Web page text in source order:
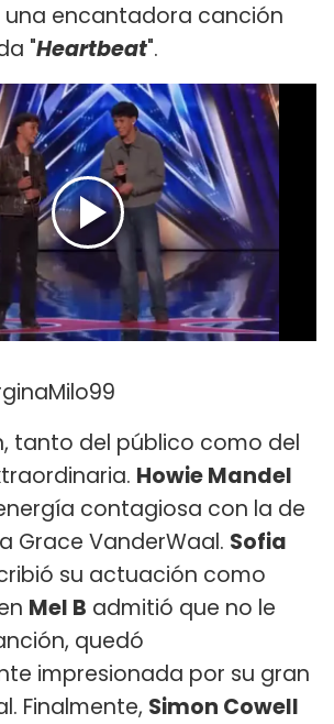
encantadora canción
"Heartbeat".
tanto del público como del
Howie Mandel
contagiosa con la de
Grace VanderWaal. Sofia
su actuación como
Mel B admitió que no le
quedó
impresionada por su gran
Finalmente, Simon Cowell